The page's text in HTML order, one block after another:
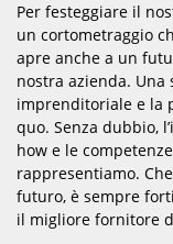
Per festeggiare il
un cortometraggio
apre anche a un
nostra azienda.
imprenditoriale e la
quo. Senza dubbio,
how e le
rappresentiamo.
futuro, è sempre
il migliore fornitore